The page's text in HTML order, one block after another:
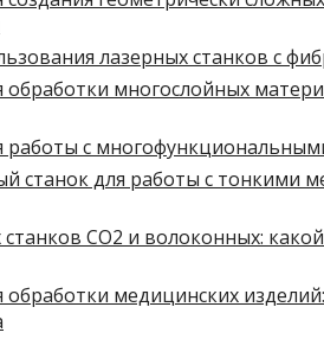
лазерных станков с
многослойных
работы с
станок для работы с тонкими
CO2 и волоконных:
медицинских